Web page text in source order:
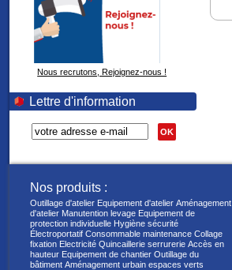
Nous recrutons, Rejoignez-nous !
Lettre d'information
OK
Nos produits :
Outillage d'atelier Equipement d'atelier Aménagement
d'atelier Manutention levage Equipement de
protection individuelle Hygiène sécurité
Électroportatif Consommable maintenance Collage
fixation Electricité Quincaillerie serrurerie Accès en
hauteur Equipement de chantier Outillage du
bâtiment Aménagement urbain espaces verts